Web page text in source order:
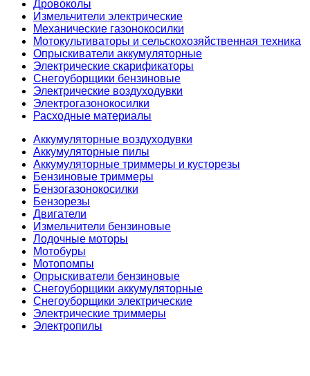
Дровоколы
Измельчители электрические
Механические газонокосилки
Мотокультиваторы и сельскохозяйственная техника
Опрыскиватели аккумуляторные
Электрические скарификаторы
Снегоуборщики бензиновые
Электрические воздуходувки
Электрогазонокосилки
Расходные материалы
Аккумуляторные воздуходувки
Аккумуляторные пилы
Аккумуляторные триммеры и кусторезы
Бензиновые триммеры
Бензогазонокосилки
Бензорезы
Двигатели
Измельчители бензиновые
Лодочные моторы
Мотобуры
Мотопомпы
Опрыскиватели бензиновые
Снегоуборщики аккумуляторные
Снегоуборщики электрические
Электрические триммеры
Электропилы